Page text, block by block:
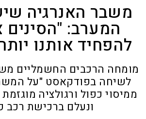
משבר האנרגיה
המערב: "הסינים
להפחיד אותנו
מומחה הרכבים החשמליים
לשיחה בפודקאסט "על
ממיסוי כפול ורגולציה
ונעלם ברכישת רכב